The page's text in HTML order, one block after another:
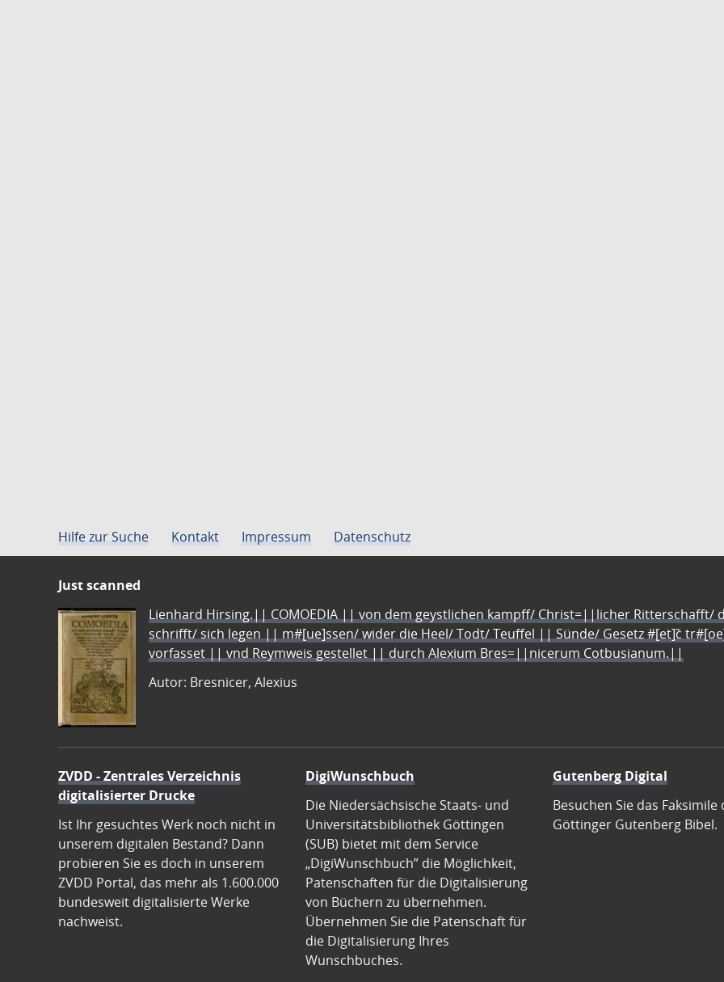
Hilfe zur Suche Kontakt Impressum Datenschutz
Just scanned
Lienhard Hirsing.|| COMOEDIA || von dem geystlichen kampff/ Christ=||licher Ritterschafft/
schrifft/ sich legen || m#[ue]ssen/ wider die Heel/ Todt/ Teuffel || Sünde/ Gesetz #[et]c̃
vorfasset || vnd Reymweis gestellet || durch Alexium Bres=||nicerum Cotbusianum.||
Autor: Bresnicer, Alexius
ZVDD - Zentrales Verzeichnis
digitalisierter Drucke
Ist Ihr gesuchtes Werk noch nicht in
unserem digitalen Bestand? Dann
probieren Sie es doch in unserem
ZVDD Portal, das mehr als 1.600.000
bundesweit digitalisierte Werke
nachweist.
DigiWunschbuch
Die Niedersächsische Staats- und
Universitätsbibliothek Göttingen
(SUB) bietet mit dem Service
„DigiWunschbuch” die Möglichkeit,
Patenschaften für die Digitalisierung
von Büchern zu übernehmen.
Übernehmen Sie die Patenschaft für
die Digitalisierung Ihres
Wunschbuches.
Gutenberg Digital
Besuchen Sie das Faksimile
Göttinger Gutenberg Bibel.